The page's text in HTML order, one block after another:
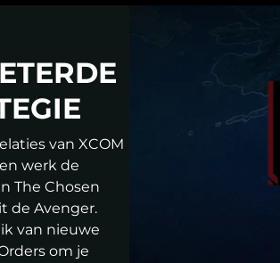
van XCOM
werk de
The Chosen
de Avenger.
van nieuwe
om je